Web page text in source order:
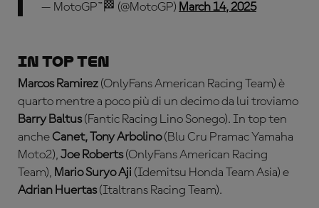
— MotoGP™🏁 (@MotoGP) March 14, 2025
In top ten
Marcos Ramirez (OnlyFans American Racing Team) è
quarto mentre a poco più di un decimo da lui troviamo
Barry Baltus(Fantic Racing Lino Sonego). In top ten
anche Canet, Tony Arbolino(Blu Cru Pramac Yamaha
Moto2), Joe Roberts(OnlyFans American Racing
Team), Mario Suryo Aji (Idemitsu Honda Team Asia) e
Adrian Huertas(Italtrans Racing Team).